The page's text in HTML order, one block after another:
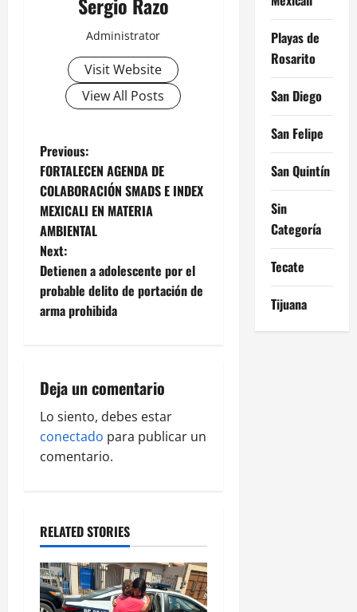
Sergio Razo
Administrator
Visit Website
View All Posts
P
o
s
t
n
a
i
g
a
i
o
n
Previous:
FORTALECEN AGENDA DE
COLABORACIÓN SMADS E INDEX
MEXICALI EN MATERIA
AMBIENTAL
Next:
Detienen a adolescente por el
probable delito de portación de
arma prohibida
Deja un comentario
Lo siento, debes estar
conectado para publicar un
comentario.
RELATED STORIES
Playas de
Rosarito
San Diego
San Felipe
San Quintín
Sin
Categoría
Tecate
Tijuana